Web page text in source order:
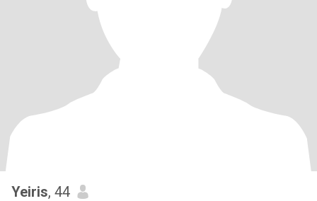
Yeiris, 44